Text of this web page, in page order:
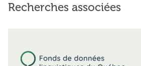
Recherches associées